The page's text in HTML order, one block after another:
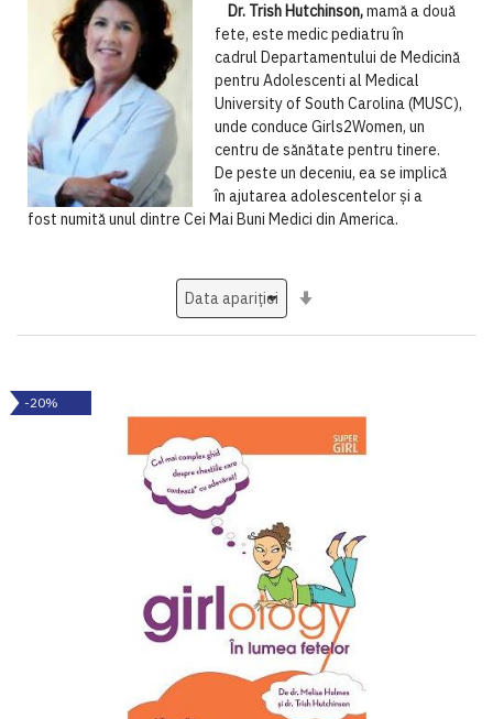
Dr. Trish Hutchinson,mamă adouă
fete, este medic pediatru în
cadrul Departamentului de Medicină
pentru Adolescenti al Medical
University of South Carolina (MUSC),
unde conduce Girls2Women, un
centru de sănătate pentru tinere.
De peste un deceniu, ea se implică
în ajutarea adolescentelor şi a
fost numită unul dintre Cei Mai Buni Medici din America.
-20%